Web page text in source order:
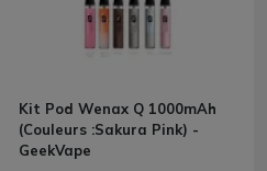
Kit Pod Wenax Q 1000mAh
(Couleurs :Sakura Pink) -
GeekVape